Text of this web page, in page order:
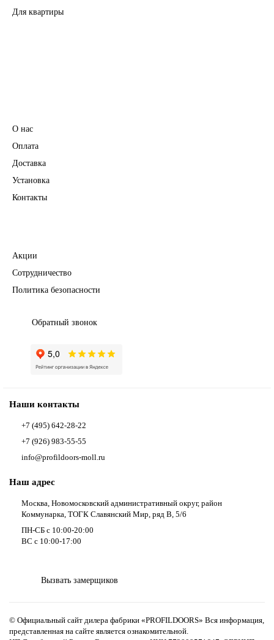
Для квартиры
О нас
Оплата
Доставка
Установка
Контакты
Акции
Сотрудничество
Политика безопасности
Обратный звонок
Наши контакты
+7 (495) 642-28-22
+7 (926) 983-55-55
info@profildoors-moll.ru
Наш адрес
Москва, Новомосковский административный округ, район
Коммунарка, ТОГК Славянский Мир, ряд В, 5/6
ПН-СБ с 10:00-20:00
ВС с 10:00-17:00
Вызвать замерщиков
© Официальный сайт дилера фабрики «PROFILDOORS» Вся информация,
представленная на сайте является ознакомительной.